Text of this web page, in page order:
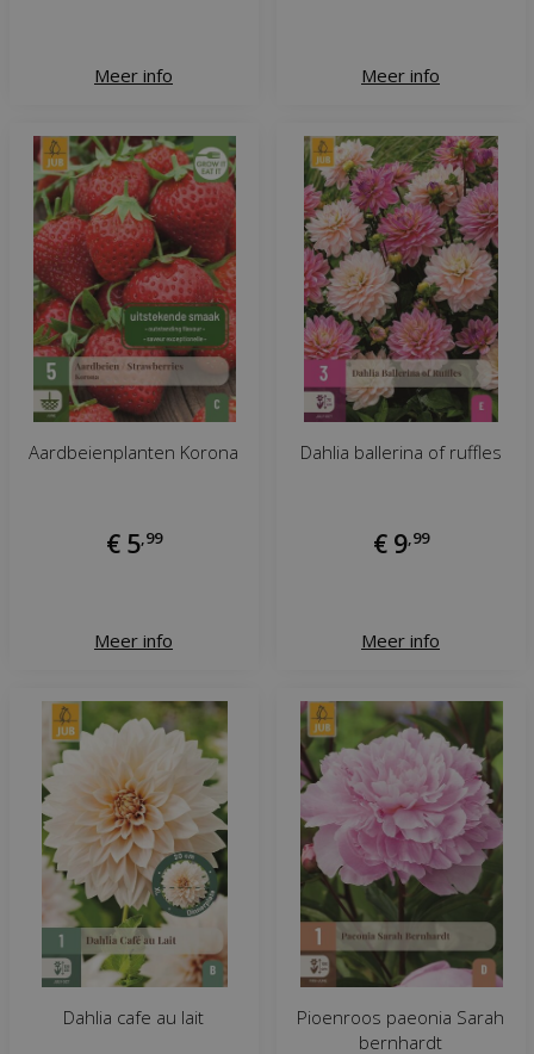
Meer info Meer info
Aardbeienplanten Korona
€ 5 99
Meer info
Dahlia ballerina of ruffles
€ 9, 99
Meer info
Dahlia cafe au lait
Pioenroos paeonia Sarah
bernhardt